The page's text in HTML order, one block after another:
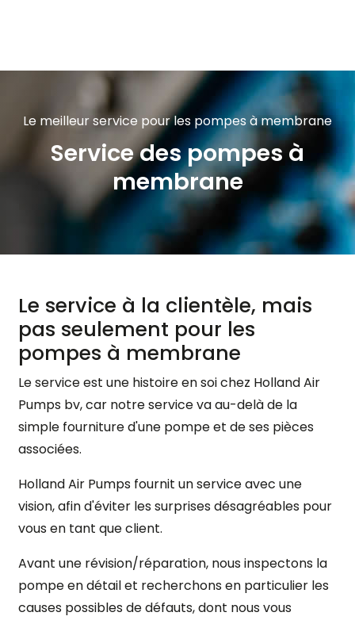
Skip to main content
Le meilleur service pour les pompes à membrane
Service des pompes à
membrane
Le service à la clientèle, mais
pas seulement pour les
pompes à membrane
Le service est une histoire en soi chez Holland Air
Pumps bv, car notre service va au-delà de la
simple fourniture d'une pompe et de ses pièces
associées.
Holland Air Pumps fournit un service avec une
vision, afin d'éviter les surprises désagréables pour
vous en tant que client.
Avant une révision/réparation, nous inspectons la
pompe en détail et recherchons en particulier les
causes possibles de défauts, dont nous vous